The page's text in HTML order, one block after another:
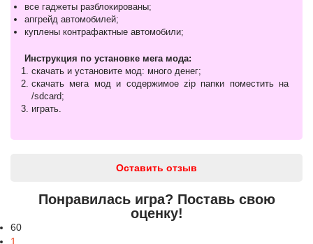
все гаджеты разблокированы;
апгрейд автомобилей;
куплены контрафактные автомобили;
Инструкция по установке мега мода:
скачать и установите мод: много денег;
скачать мега мод и содержимое zip папки поместить на
/sdcard;
играть.
Оставить отзыв
Понравилась игра? Поставь свою
оценку!
60
1